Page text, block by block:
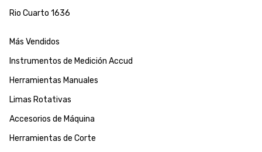
Rio Cuarto 1636
Más Vendidos
Instrumentos de Medición Accud
Herramientas Manuales
Limas Rotativas
Accesorios de Máquina
Herramientas de Corte